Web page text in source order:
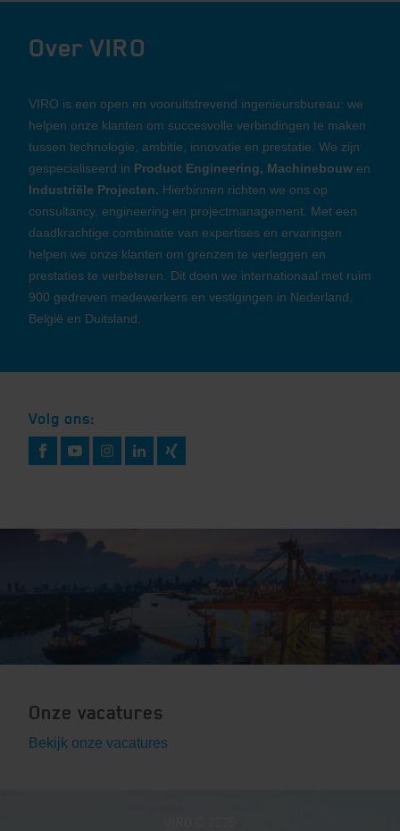
Over VIRO
VIRO is een open en vooruitstrevend ingenieursbureau: we
helpen onze klanten om succesvolle verbindingen te maken
tussen technologie, ambitie, innovatie en prestatie. We zijn
gespecialiseerd in Product Engineering, Machinebouw en
Industriële Projecten. Hierbinnen richten we ons op
consultancy, engineering en projectmanagement. Met een
daadkrachtige combinatie van expertises en ervaringen
helpen we onze klanten om grenzen te verleggen en
prestaties te verbeteren. Dit doen we internationaal met ruim
900 gedreven medewerkers en vestigingen in Nederland,
België en Duitsland.
Volg ons:
Onze vacatures
Bekijk onze vacatures